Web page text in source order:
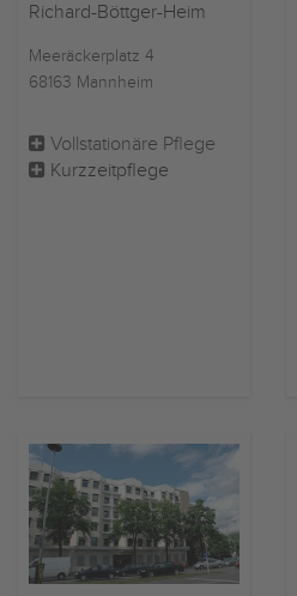
Richard-Böttger-Heim
Meeräckerplatz 4
68163 Mannheim
Vollstationäre Pflege
Kurzzeitpflege